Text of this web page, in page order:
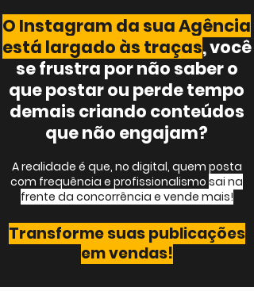
O Instagram da sua Agência
está largado às traças, você
se frustra por não saber o
que postar ou perde tempo
demais criando conteúdos
que não engajam?
A realidade é que, no digital, quem posta
com frequência e profissionalismo sai na
frente da concorrência e vende mais!
Transforme suas publicações
em vendas!